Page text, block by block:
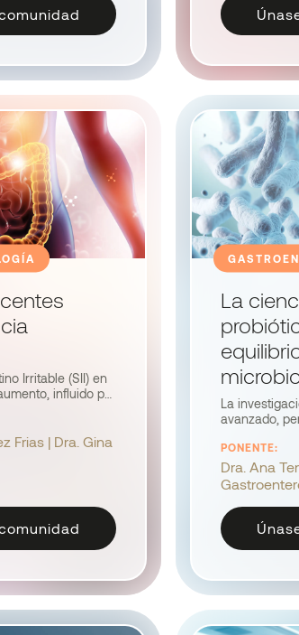
Irritable (SII) en
influido por
El Dr.
presentación en
de otros
terapéuticas
Frias | Dra. Gina
La
La
avanzado,
evidencia
relevancia
webinar para
con base
PONENTE:
Dra. Ana